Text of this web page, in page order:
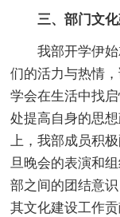
三、部门文
我部开学伊
们的活力与热情
学会在生活中找
处提高自身的思
上，我部成员积
旦晚会的表演和
部之间的团结意
其文化建设工作贡